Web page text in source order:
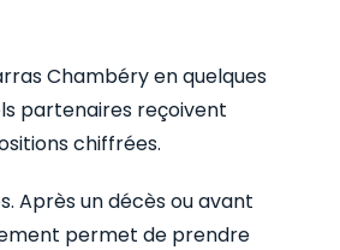
Chambéry en quelques
partenaires reçoivent
chiffrées.
Après un décès ou avant
permet de prendre